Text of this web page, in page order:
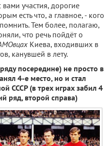
участия, дорогие
есть что, а главное, - кого
Тем более, полагаю,
что речь пойдёт о
Киева, входивших в
канувшей в лету.
посередине) не просто в
4-е место, но и стал
СССР (в трех играх забил 4
ряд, второй справа)